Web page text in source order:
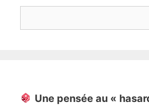
Une pensée au «